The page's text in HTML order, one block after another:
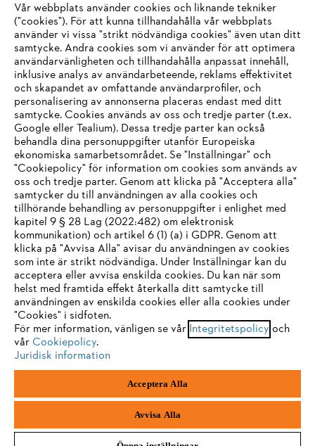
Företaget
STIHL FAQ
Service
Allmänna villkor och bestämmelser
Integritetspolicy
Juridisk information
Box 3062
IHR BROWSER WIRD NICHT
UNTERSTÜTZT
Sie nutzen einen Browser, den wir noch nicht unterstützen. Für
eine optimale Nutzung unserer Seite empfehlen wir Ihnen, zu
einem der folgenden Browser zu wechseln:
Firefox Chrome
Vår webbplats använder cookies och liknande tekniker
("cookies"). För att kunna tillhandahålla vår webbplats
använder vi vissa "strikt nödvändiga cookies" även utan ditt
samtycke. Andra cookies som vi använder för att optimera
användarvänligheten och tillhandahålla anpassat innehåll,
inklusive analys av användarbeteende, reklams effektivitet
och skapandet av omfattande användarprofiler, och
personalisering av annonserna placeras endast med ditt
samtycke. Cookies används av oss och tredje parter (t.ex.
Google eller Tealium). Dessa tredje parter kan också
behandla dina personuppgifter utanför Europeiska
ekonomiska samarbetsområdet. Se "Inställningar" och
"Cookiepolicy" för information om cookies som används av
oss och tredje parter. Genom att klicka på "Acceptera alla"
samtycker du till användningen av alla cookies och
tillhörande behandling av personuppgifter i enlighet med
kapitel 9 § 28 Lag (2022:482) om elektronisk
kommunikation) och artikel 6 (1) (a) i GDPR. Genom att
klicka på "Avvisa Alla" avisar du användningen av cookies
som inte är strikt nödvändiga. Under Inställningar kan du
acceptera eller avvisa enskilda cookies. Du kan när som
helst med framtida effekt återkalla ditt samtycke till
användningen av enskilda cookies eller alla cookies under
"Cookies" i sidfoten.
För mer information, vänligen se vår Integritetspolicy och
vår Cookiepolicy.
Juridisk information
Acceptera Alla
Avvisa Alla